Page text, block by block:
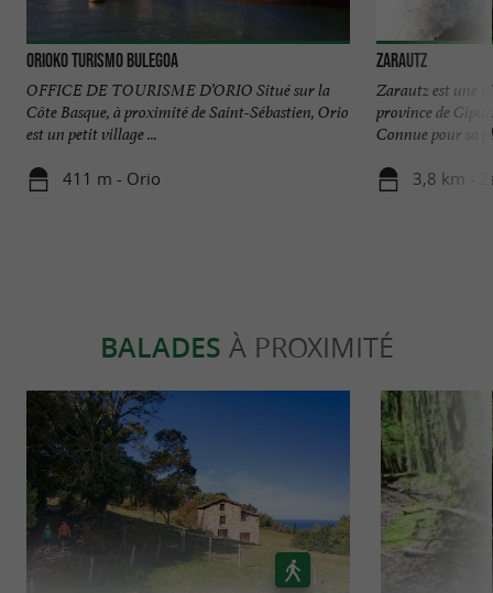
Orioko Turismo Bulegoa
OFFICE DE TOURISME D’ORIO Situé sur la
Côte Basque, à proximité de Saint-Sébastien, Orio
est un petit village ...
411 m - Orio
Zarautz
Zarautz est une
province de
Connue pour sa
3,8 km -
BALADES À PROXIMITÉ